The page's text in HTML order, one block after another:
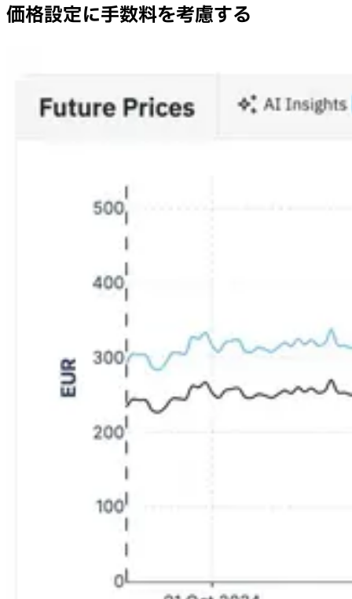
価格設定に手数料を考慮する